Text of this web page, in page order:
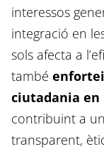
interessos
integració en
sols afecta a
també
ciutadania en
contribuint a
transparent,